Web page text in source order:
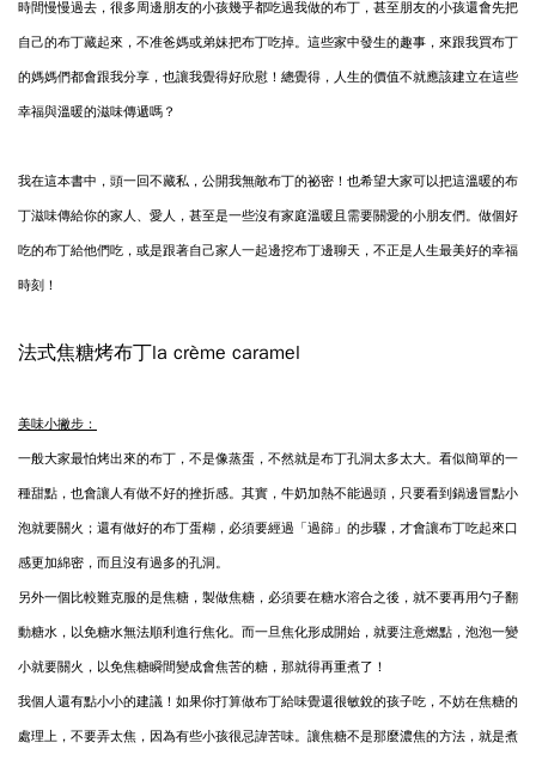
時間慢慢過去，很多周邊朋友的小孩幾乎都吃過我做的布丁，甚至朋友的小孩還會先把
自己的布丁藏起來，不准爸媽或弟妹把布丁吃掉。這些家中發生的趣事，來跟我買布丁
的媽媽們都會跟我分享，也讓我覺得好欣慰！總覺得， 人生的價值不就應該建立在這些
幸福與溫暖的滋味傳遞嗎？
我在這本書中，頭一回不藏私，公開我無敵布丁的祕密！也希望大家可以把這溫暖的布
丁滋味傳給你的家人、愛人，甚至是一些沒有家庭溫暖且需要關愛的小朋友們。做個好
吃的布丁給他們吃，或是跟著自己家人一起邊挖布丁邊聊天，不正是人生最美好的幸福
時刻！
法式焦糖烤布丁la crème caramel
美味小撇步：
一般大家最怕烤出來的布丁，不是像蒸蛋，不然就是布丁孔洞太多太大。看似簡單的一
種甜點，也會讓人有做不好的挫折感。其實，牛奶加熱不能過頭，只要看到鍋邊冒點小
泡就要關火；還有做好的布丁蛋糊，必須要經過「過篩」的步驟，才會讓布丁吃起來口
感更加綿密，而且沒有過多的孔洞。
另外一個比較難克服的是焦糖，製做焦糖，必須要在糖水溶合之後，就不要再用勺子翻
動糖水，以免糖水無法順利進行焦化。而一旦焦化形成開始，就要注意燃點，泡泡一變
小就要關火，以免焦糖瞬間變成會焦苦的糖，那就得再重煮了！
我個人還有點小小的建議！如果你打算做布丁給味覺還很敏銳的孩子吃，不妨在焦糖的
處理上，不要弄太焦，因為有些小孩很忌諱苦味。讓焦糖不是那麼濃焦的方法，就是煮